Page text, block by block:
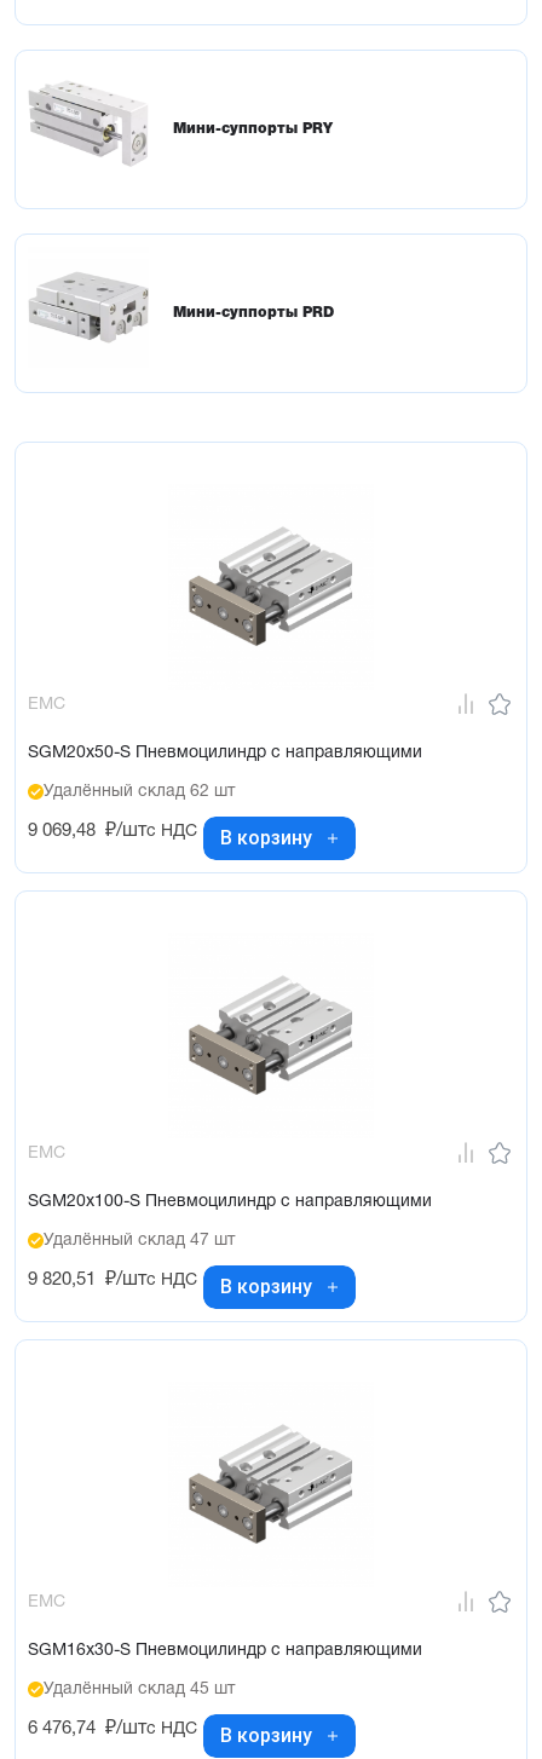
Мини-суппорты PRY
Мини-суппорты PRD
EMC
SGM20x50-S Пневмоцилиндр с направляющими
Удалённый склад 62 шт
9 069,48 ₽/штс НДС В корзину
EMC
SGM20x100-S Пневмоцилиндр с направляющими
Удалённый склад 47 шт
9 820,51 ₽/штс НДС В корзину
EMC
SGM16x30-S Пневмоцилиндр с направляющими
Удалённый склад 45 шт
6 476,74 ₽/штс НДС В корзину